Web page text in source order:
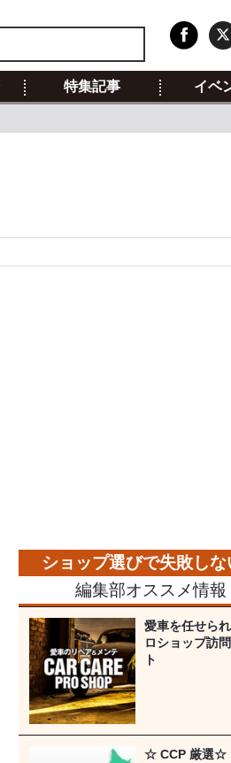
特集記事 イベ
編集部オススメ情報
愛車を任せら
ロショップ訪
ト
☆ CCP 厳選